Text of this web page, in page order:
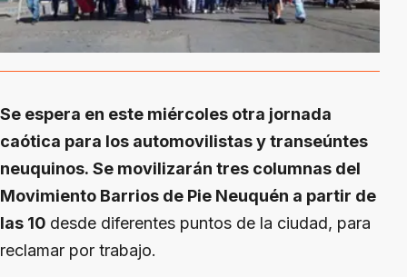
Se espera en este miércoles otra jornada
caótica para los automovilistas y transeúntes
neuquinos. Se movilizarán tres columnas del
Movimiento Barrios de Pie Neuquén a partir de
las 10 desde diferentes puntos de la ciudad, para
reclamar por trabajo.